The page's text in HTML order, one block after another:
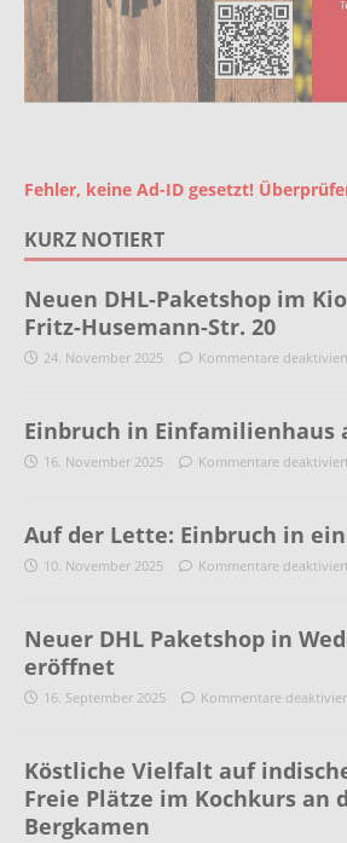
Fehler, keine Ad-ID gesetzt!
KURZ NOTIERT
Neuen DHL-Paketshop im
Fritz-Husemann-Str. 20
24. November 2025 Kommentare
Einbruch in Einfamilienhaus
16. November 2025 Kommentare
Auf der Lette: Einbruch in
10. November 2025 Kommentare
Neuer DHL Paketshop in
eröffnet
16. September 2025 Kommentare
Köstliche Vielfalt auf
Freie Plätze im Kochkurs an
Bergkamen